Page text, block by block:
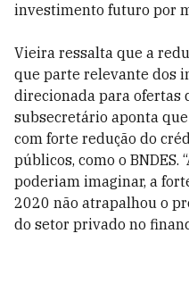
investimento futuro por
Vieira ressalta que a
que parte relevante dos
direcionada para ofertas
subsecretário aponta
com forte redução do
públicos, como o
poderiam imaginar, a
2020 não atrapalhou o
do setor privado no